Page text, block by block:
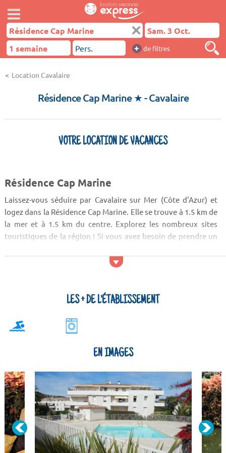
+ de filtres
Location Cavalaire
Résidence Cap Marine ★- Cavalaire
VOTRE LOCATION DE VACANCES
Résidence Cap Marine
Laissez-vous séduire par Cavalaire sur Mer (Côte d'Azur) et
logez dans la Résidence Cap Marine. Elle se trouve à 1.5 km de
la mer et à 1.5 km du centre. Explorez les nombreux sites
touristiques de la région ! Si vous avez besoin de prendre un
Cros et au massif de la Sainte Baume.
Les clients de la Résidence Cap Marine pourront jouir...
LES + DE L'ÉTABLISSEMENT
EN IMAGES